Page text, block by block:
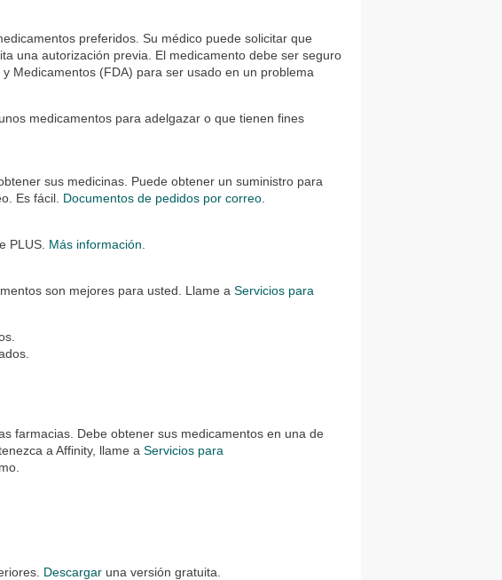
preferidos. Su médico puede solicitar que
una autorización previa. El medicamento debe ser seguro
Medicamentos (FDA) para ser usado en un problema
medicamentos para adelgazar o que tienen fines
sus medicinas. Puede obtener un suministro para
Es fácil. Documentos de pedidos por correo
PLUS. Más información
son mejores para usted. Llame aServicios para
farmacias. Debe obtener sus medicamentos en una de
a Affinity, llame aServicios para
Descargar una versión gratuita.